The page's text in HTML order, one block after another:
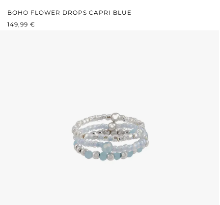
BOHO FLOWER DROPS CAPRI BLUE
REGULÄRER PREIS:
149,99 €